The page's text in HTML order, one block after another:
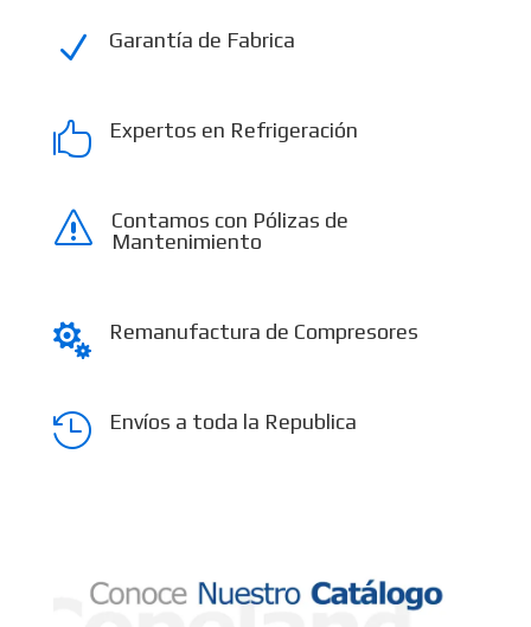
N Garantía de Fabrica
 Expertos en Refrigeración
s
Contamos con Pólizas de
Mantenimiento
 Remanufactura de Compresores
 Envíos a toda la Republica